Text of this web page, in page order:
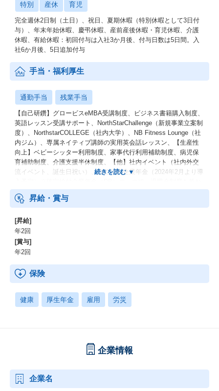
特別 産休 育児
完全週休2日制（土日）、祝日、夏期休暇（特別休暇として3日付
与）、年末年始休暇、慶弔休暇、産前産後休暇・育児休暇、介護
休暇、有給休暇：初回付与は入社3か月後、付与日数は5日間。入
社6か月後、5日追加付与
手当・福利厚生
通勤手当 残業手当
【自己研鑽】グロービスeMBA受講制度、ビジネス書籍購入制度、
英語レッスン受講サポート、NorthStarChallenge（新規事業立案制
度）、NorthstarCOLLEGE（社内大学）、NB Fitness Lounge（社
内ジム）、専属ネイティブ講師の実用英会話レッスン、【生産性
向上】ベビーシッター利用制度、家事代行利用補助制度、病児保
育補助制度、介護支援半休制度、【他】社内イベント（社内外交
流イベント、誕生日祝い）、はぐくみ企業年金（2024年2月より導
備えた年金制度です。
昇給・賞与
[昇給]
年2回
[賞与]
年2回
保険
健康 厚生年金 雇用 労災
企業情報
企業名